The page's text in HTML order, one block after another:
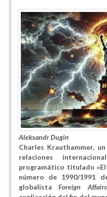
Aleksandr Dugin
Charles Krauthammer,
relaciones
programático titulado
número de 1990/1991
globalistaForeign Affairs